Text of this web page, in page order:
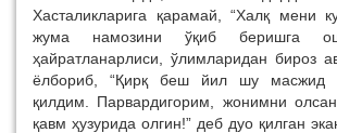
Хасталикларига қарамай, “Халқ мени
жума намозини ўқиб беришга
ҳайратланарлиси, ўлимларидан бироз
ёлбориб, “Қирқ беш йил шу масжид
қилдим. Парвардигорим, жонимни
қавм ҳузурида олгин!” деб дуо қилган